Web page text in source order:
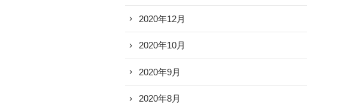
2020年12月
2020年10月
2020年9月
2020年8月